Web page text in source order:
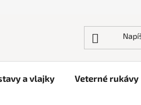
a vlajky Veterné rukávy